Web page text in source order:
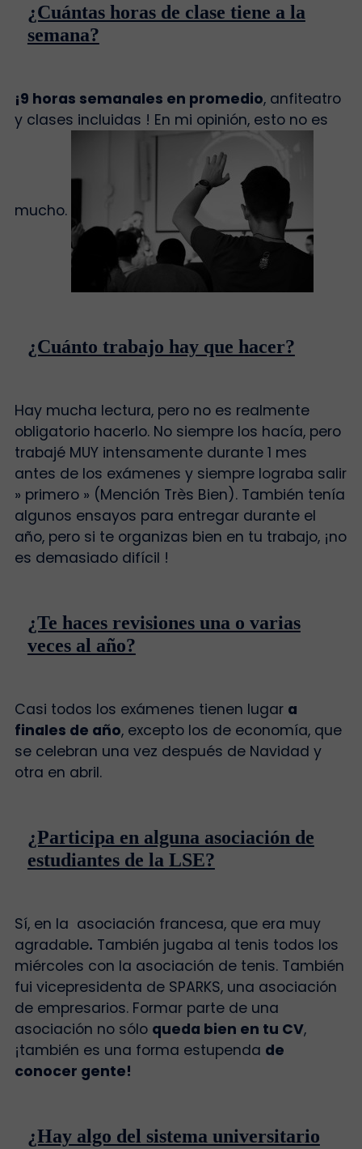
¿Cuántas horas de clase tiene a la
semana?
¡9 horas semanales en promedio, anfiteatro
y clases incluidas ! En mi opinión, esto no es
mucho.
¿Cuánto trabajo hay que hacer?
Hay mucha lectura, pero no es realmente
obligatorio hacerlo. No siempre los hacía, pero
trabajé MUY intensamente durante 1 mes
antes de los exámenes y siempre lograba salir
» primero » (Mención Très Bien). También tenía
algunos ensayos para entregar durante el
año, pero si te organizas bien en tu trabajo, ¡no
es demasiado difícil !
¿Te haces revisiones una o varias
veces al año?
Casi todos los exámenes tienen lugar a
finales de año, excepto los de economía, que
se celebran una vez después de Navidad y
otra en abril.
¿Participa en alguna asociación de
estudiantes de la LSE?
Sí, en la asociación francesa, que era muy
agradable. También jugaba al tenis todos los
miércoles con la asociación de tenis. También
fui vicepresidenta de SPARKS, una asociación
de empresarios. Formar parte de una
asociación no sólo queda bien en tu CV,
¡también es una forma estupenda de
conocer gente!
¿Hay algo del sistema universitario